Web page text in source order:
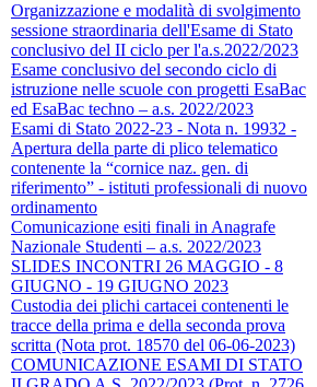
Organizzazione e modalità di svolgimento
sessione straordinaria dell'Esame di Stato
conclusivo del II ciclo per l'a.s.2022/2023
Esame conclusivo del secondo ciclo di
istruzione nelle scuole con progetti EsaBac
ed EsaBac techno – a.s. 2022/2023
Esami di Stato 2022-23 - Nota n. 19932 -
Apertura della parte di plico telematico
contenente la “cornice naz. gen. di
riferimento” - istituti professionali di nuovo
ordinamento
Comunicazione esiti finali in Anagrafe
Nazionale Studenti – a.s. 2022/2023
SLIDES INCONTRI 26 MAGGIO - 8
GIUGNO - 19 GIUGNO 2023
Custodia dei plichi cartacei contenenti le
tracce della prima e della seconda prova
scritta (Nota prot. 18570 del 06-06-2023)
COMUNICAZIONE ESAMI DI STATO